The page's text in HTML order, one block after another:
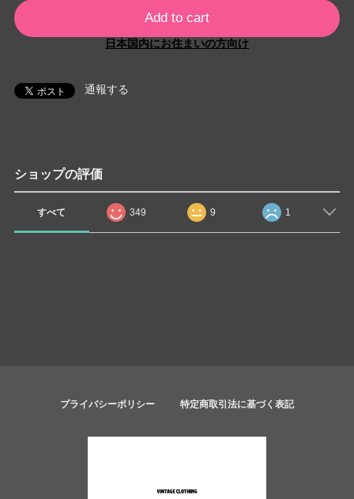
Add to cart
日本国内にお住まいの方向け
通報する
ショップの評価
すべて 349 9 1
プライバシーポリシー 特定商取引法に基づく表記